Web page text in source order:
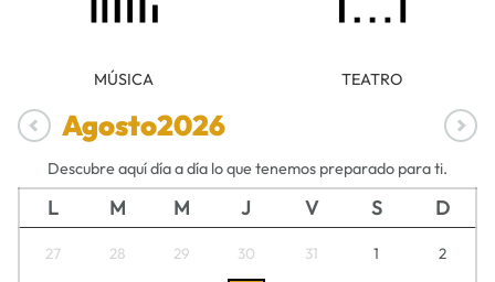
MÚSICA TEATRO
Agosto2026
Descubre aquí día a día lo que tenemos preparado para ti.
L M M J V S D
27 28 29 30 31 1 2